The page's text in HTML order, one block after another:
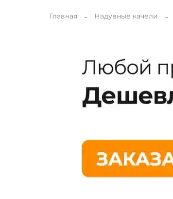
Главная Надувные качели